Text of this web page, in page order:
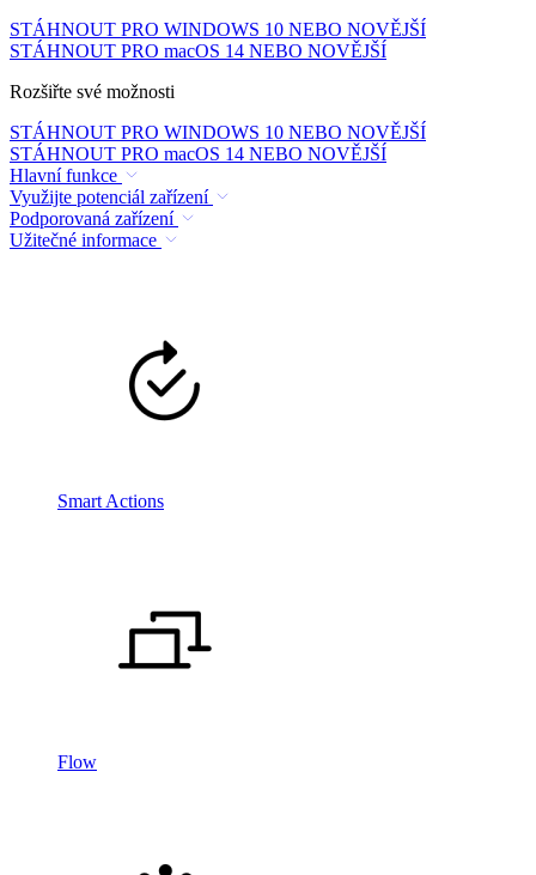
STÁHNOUT PRO WINDOWS 10 NEBO NOVĚJŠÍ
STÁHNOUT PRO macOS 14 NEBO NOVĚJŠÍ
Rozšiřte své možnosti
STÁHNOUT PRO WINDOWS 10 NEBO NOVĚJŠÍ
STÁHNOUT PRO macOS 14 NEBO NOVĚJŠÍ
Hlavní funkce
Využijte potenciál zařízení
Podporovaná zařízení
Užitečné informace
Smart Actions
Flow